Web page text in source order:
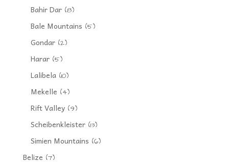
Bahir Dar(8)
Bale Mountains (5)
Gondar(2)
Harar(5)
Lalibela(10)
Mekelle (4)
Rift Valley(9)
Scheibenkleister(13)
Simien Mountains (6)
Belize (7)